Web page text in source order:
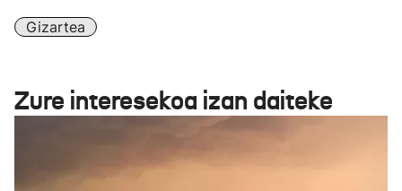
Gizartea
Zure interesekoa izan daiteke